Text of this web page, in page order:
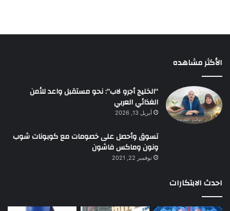
الأكثر مشاهده
“الخليج أجرو لاب”: نحو مستقبل واعد للأمن
الغذائي العربي
أبريل 13, 2026
تسوق وأحصل على خصومات مع كوبونات شوب
ونون وماكس فاشون
نوفمبر 22, 2021
احدث الابتكارات